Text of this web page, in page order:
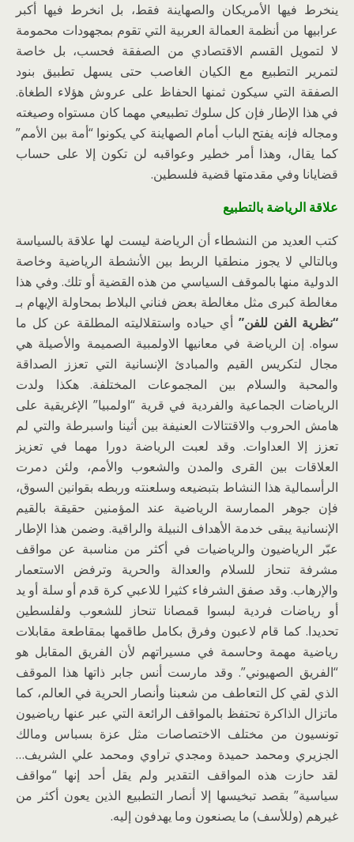
ينخرط فيها الأمريكان والصهاينة فقط، بل انخرط فيها أكبر
عرابيها من أنظمة العمالة العربية التي تقوم بمجهودات محمومة
لا لتمويل القسم الاقتصادي من الصفقة فحسب، بل خاصة
لتمرير التطبيع مع الكيان الغاصب حتى يسهل تطبيق بنود
الصفقة التي سيكون ثمنها الحفاظ على عروش هؤلاء الطغاة.
في هذا الإطار فإن كل سلوك تطبيعي مهما كان مستواه وصيغته
ومجاله فإنه يفتح الباب أمام الصهاينة كي يكونوا “أمة بين الأمم”
كما يقال، وهذا أمر خطير وعواقبه لن تكون إلا على حساب
قضايانا وفي مقدمتها قضية فلسطين.
علاقة الرياضة بالتطبيع
كتب العديد من النشطاء أن الرياضة ليست لها علاقة بالسياسة
وبالتالي لا يجوز منطقيا الربط بين الأنشطة الرياضية وخاصة
الدولية منها بالموقف السياسي من هذه القضية أو تلك. وفي هذا
مغالطة كبرى مثل مغالطة بعض فناني البلاط بمحاولة الإيهام بـ
“نظرية الفن للفن” أي حياده واستقلاليته المطلقة عن كل ما
سواه. إن الرياضة في معانيها الاولمبية الصميمة والأصيلة هي
مجال لتكريس القيم والمبادئ الإنسانية التي تعزز الصداقة
والمحبة والسلام بين المجموعات المختلفة. هكذا ولدت
الرياضات الجماعية والفردية في قرية “اولمبيا” الإغريقية على
هامش الحروب والاقتتالات العنيفة بين أثينا واسبرطة والتي لم
تعزز إلا العداوات. وقد لعبت الرياضة دورا مهما في تعزيز
العلاقات بين القرى والمدن والشعوب والأمم، ولئن دمرت
الرأسمالية هذا النشاط بتبضيعه وسلعنته وربطه بقوانين السوق،
فإن جوهر الممارسة الرياضية عند المؤمنين حقيقة بالقيم
الإنسانية يبقى خدمة الأهداف النبيلة والراقية. وضمن هذا الإطار
عبّر الرياضيون والرياضيات في أكثر من مناسبة عن مواقف
مشرفة تنحاز للسلام والعدالة والحرية وترفض الاستعمار
والإرهاب. وقد صفق الشرفاء كثيرا للاعبي كرة قدم أو سلة أو يد
أو رياضات فردية لبسوا قمصانا تنحاز للشعوب ولفلسطين
تحديدا. كما قام لاعبون وفرق بكامل طاقمها بمقاطعة مقابلات
رياضية مهمة وحاسمة في مسيراتهم لأن الفريق المقابل هو
“الفريق الصهيوني”. وقد مارست أنس جابر ذاتها هذا الموقف
الذي لقي كل التعاطف من شعبنا وأنصار الحرية في العالم، كما
ماتزال الذاكرة تحتفظ بالمواقف الرائعة التي عبر عنها رياضيون
تونسيون من مختلف الاختصاصات مثل عزة بسباس ومالك
الجزيري ومحمد حميدة ومجدي تراوي ومحمد علي الشريف…
لقد حازت هذه المواقف التقدير ولم يقل أحد إنها “مواقف
سياسية” بقصد تبخيسها إلا أنصار التطبيع الذين يعون أكثر من
غيرهم (وللأسف) ما يصنعون وما يهدفون إليه.